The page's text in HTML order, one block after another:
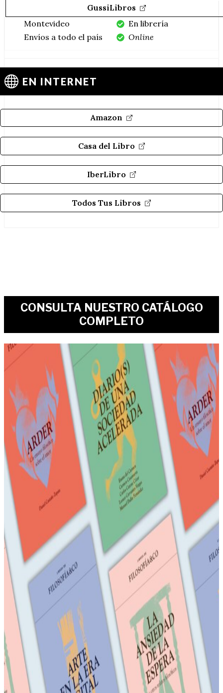
GussiLibros
Montevideo
Envíos a todo el país
En librería
Online
EN INTERNET
Amazon
Casa del Libro
IberLibro
Todos Tus Libros
CONSULTA NUESTRO CATÁLOGO
COMPLETO